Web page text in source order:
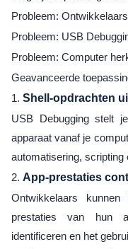
Probleem:
Probleem: USB
Probleem: Computer
Geavanceerde
1. Shell-opdrachten
USB Debugging stelt
apparaat vanaf je
automatisering, scripting
2. App-prestaties
Ontwikkelaars
prestaties van hun
identificeren en het